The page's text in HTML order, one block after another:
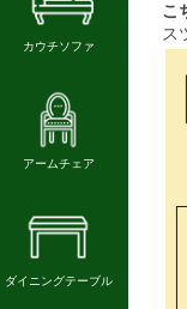
こ
ス